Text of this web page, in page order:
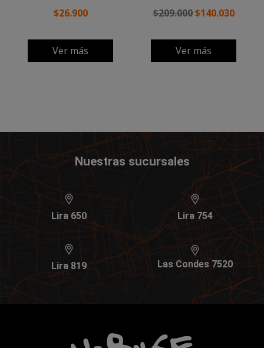
$26.900
Ver más
$209.000 $140.030
Ver más
Nuestras sucursales
Lira 650 Lira 754
Lira 819 Las Condes 7520